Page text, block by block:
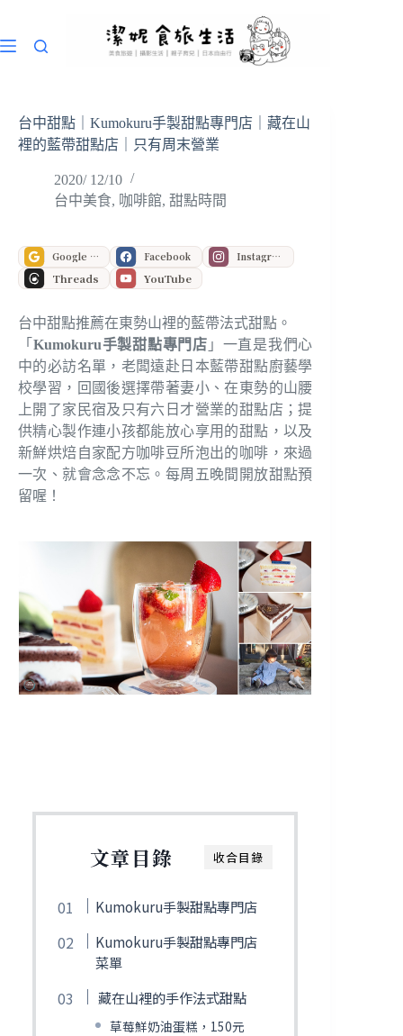
主
台中甜點｜Kumokuru手製甜點專門店｜藏在山
裡的藍帶甜點店｜只有周末營業
2020/ 12/10
台中美食, 咖啡館, 甜點時間
Google 偏好來源 Facebook Instagram
Threads YouTube
台中甜點推薦在東勢山裡的藍帶法式甜點。
「 Kumokuru手製甜點專門店 」一直是我們心
中的必訪名單，老闆遠赴日本藍帶甜點廚藝學
校學習，回國後選擇帶著妻小、在東勢的山腰
上開了家民宿及只有六日才營業的甜點店；提
供精心製作連小孩都能放心享用的甜點，以及
新鮮烘焙自家配方咖啡豆所泡出的咖啡，來過
一次、就會念念不忘。每周五晚間開放甜點預
留喔！
收合目錄
文章目錄
Kumokuru手製甜點專門店
Kumokuru手製甜點專門店
菜單
藏在山裡的手作法式甜點
草莓鮮奶油蛋糕，150元